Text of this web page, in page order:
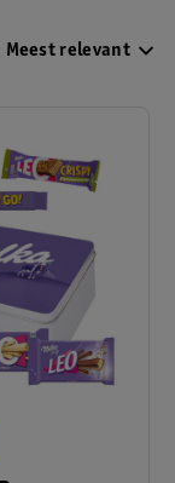
Meest relevant